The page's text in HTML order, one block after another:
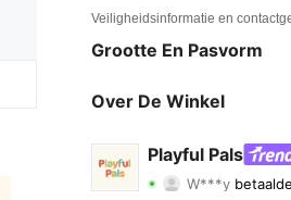
Veiligheidsinformatie en
Grootte En Pasvorm
Over De Winkel
Playful Pals
4.87
W***y betaalde